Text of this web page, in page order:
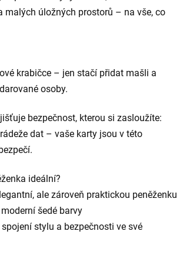
malých úložných prostorů – na vše, co
krabičce – jen stačí přidat mašli a
osoby.
bezpečnost, kterou si zasloužíte:
dat – vaše karty jsou v této
ideální?
ale zároveň praktickou peněženku
šedé barvy
stylu a bezpečnosti ve své